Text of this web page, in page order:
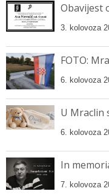
Obavijest
3. kolovoza
FOTO:
6. kolovoza
U Mraclin
6. kolovoza
In
7. kolovoza